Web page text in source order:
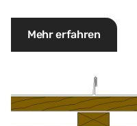
Mehr erfahren